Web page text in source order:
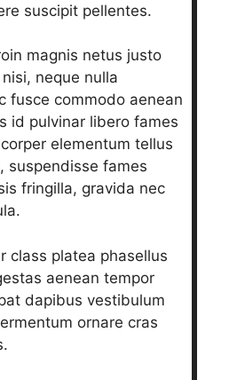
suscipit pellentes.
magnis netus justo
neque nulla
fusce commodo aenean
id pulvinar libero fames
elementum tellus
suspendisse fames
fringilla, gravida nec
class platea phasellus
aenean tempor
dapibus vestibulum
ornare cras